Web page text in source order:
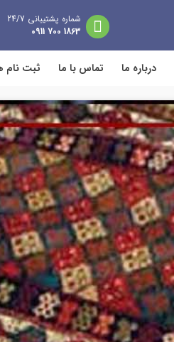
شماره پشتیبانی 24/7
1863 700 0911
درباره ما تماس با ما ثبت نام